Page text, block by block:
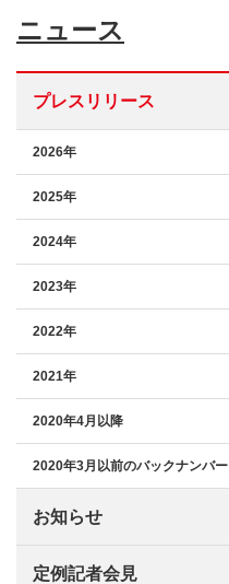
ニュース
プレスリリース
2026年
2025年
2024年
2023年
2022年
2021年
2020年4月以降
2020年3月以前のバックナンバー
お知らせ
定例記者会見